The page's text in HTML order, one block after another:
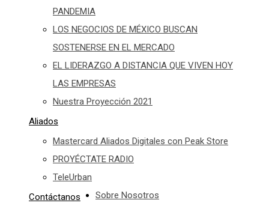
PANDEMIA
LOS NEGOCIOS DE MÉXICO BUSCAN
SOSTENERSE EN EL MERCADO
EL LIDERAZGO A DISTANCIA QUE VIVEN HOY
LAS EMPRESAS
Nuestra Proyección 2021
Aliados
Mastercard Aliados Digitales con Peak Store
PROYÉCTATE RADIO
TeleUrban
Contáctanos
Sobre Nosotros